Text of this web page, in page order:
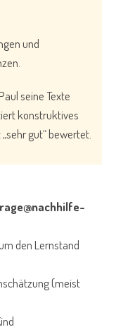
und
seine Texte
konstruktives
gut“ bewertet.
den Lernstand
(meist